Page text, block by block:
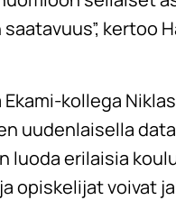
kertoo
kollega
uudenlaisella
luoda erilaisia
opiskelijat voivat